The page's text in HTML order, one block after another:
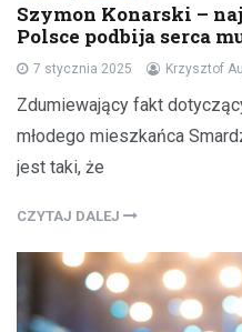
Szymon Konarski –
Polsce podbija serca
7 stycznia 2025 Krzysztof
Zdumiewający fakt
młodego mieszkańca
jest taki, że
CZYTAJ DALEJ